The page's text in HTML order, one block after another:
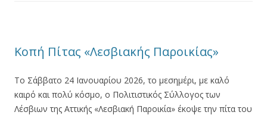
Κοπή Πίτας «Λεσβιακής Παροικίας»
Το Σάββατο 24 Ιανουαρίου 2026, το μεσημέρι, με καλό
καιρό και πολύ κόσμο, ο Πολιτιστικός Σύλλογος των
Λέσβιων της Αττικής «Λεσβιακή Παροικία» έκοψε την πίτα του